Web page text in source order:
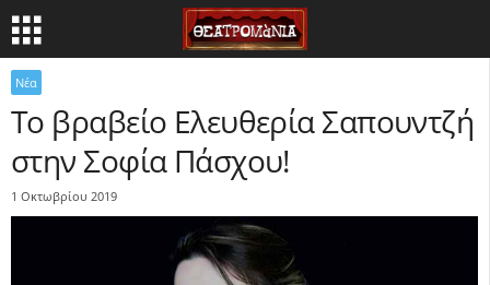
Νέα
Το βραβείο Ελευθερία Σαπουντζή
στην Σοφία Πάσχου!
1 Οκτωβρίου 2019